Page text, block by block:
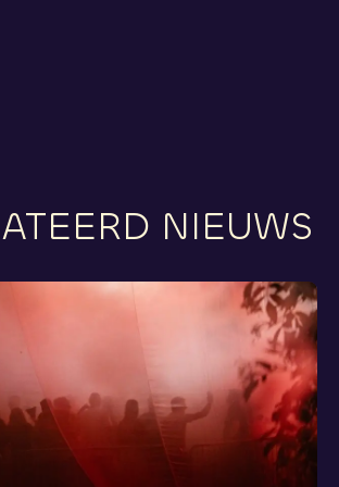
NIEUWS